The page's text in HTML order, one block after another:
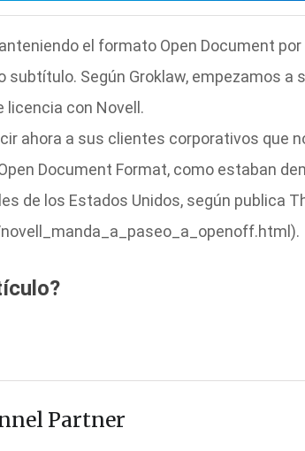
el formato Open Document
subtítulo. Según Groklaw, empezamos a
licencia con Novell.
ahora a sus clientes corporativos que
Document Format, como estaban
de los Estados Unidos, según publica
Partner